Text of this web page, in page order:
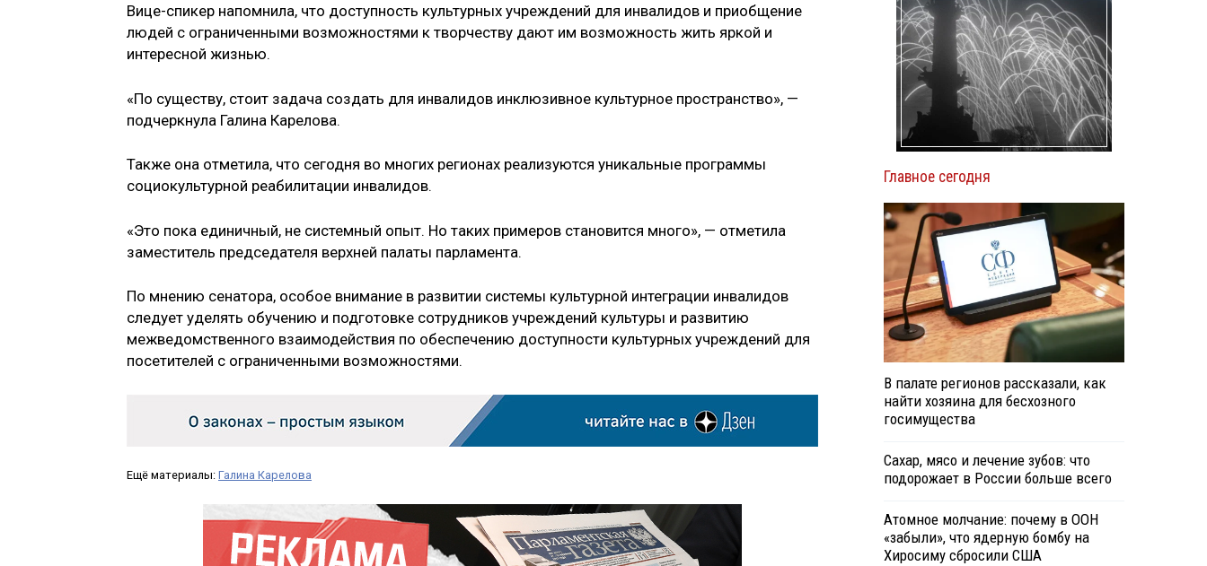
Вице-спикер напомнила, что доступность культурных учреждений для инвалидов и приобщение
людей с ограниченными возможностями к творчеству дают им возможность жить яркой и
интересной жизнью.
«По существу, стоит задача создать для инвалидов инклюзивное культурное пространство», —
подчеркнула Галина Карелова.
Также она отметила, что сегодня во многих регионах реализуются уникальные программы
социокультурной реабилитации инвалидов.
«Это пока единичный, не системный опыт. Но таких примеров становится много», — отметила
заместитель председателя верхней палаты парламента.
По мнению сенатора, особое внимание в развитии системы культурной интеграции инвалидов
следует уделять обучению и подготовке сотрудников учреждений культуры и развитию
межведомственного взаимодействия по обеспечению доступности культурных учреждений для
посетителей с ограниченными возможностями.
Ещё материалы: Галина Карелова
Главное сегодня
В палате регионов рассказали, как
найти хозяина для бесхозного
госимущества
Сахар, мясо и лечение зубов: что
подорожает в России больше всего
Атомное молчание: почему в ООН
«забыли», что ядерную бомбу на
Хиросиму сбросили США